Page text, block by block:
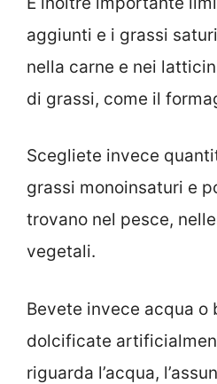
aggiunti e i grassi
nella carne e nei
di grassi, come il
Scegliete invece
grassi monoinsaturi e
trovano nel pesce,
vegetali.
Bevete invece acqua o
dolcificate
riguarda l’acqua,